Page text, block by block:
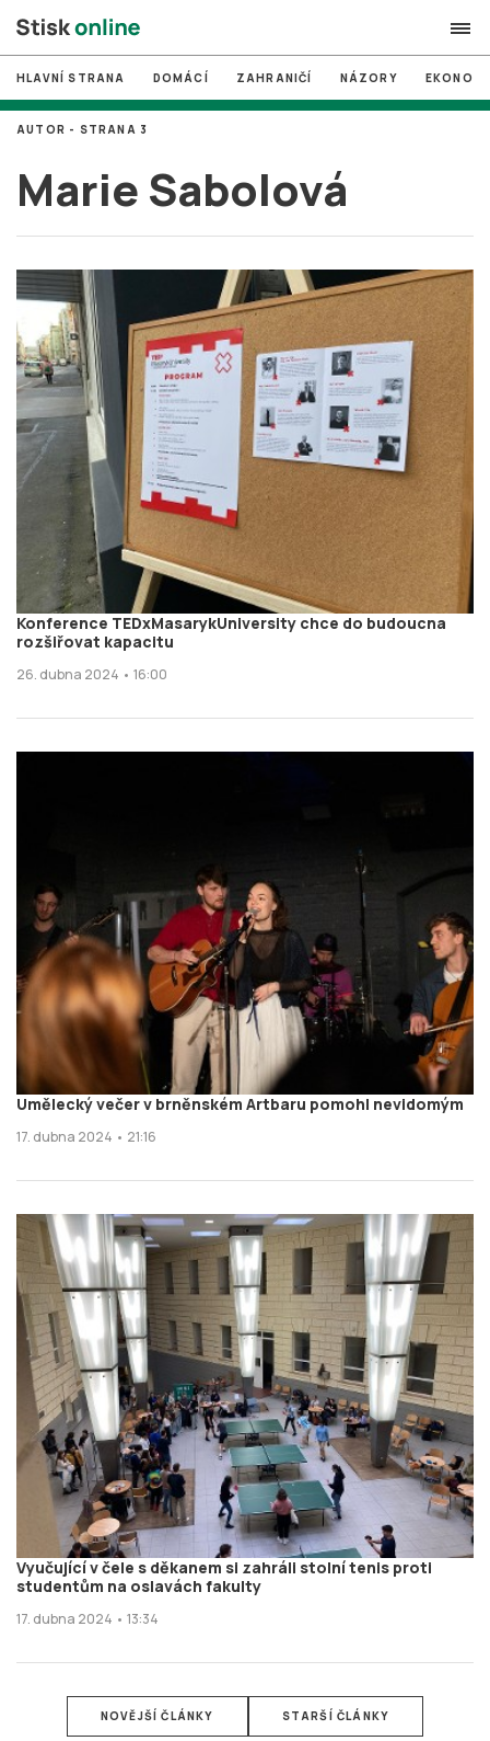
search
# MUNI
# Brno
# volby
login PŘIHLÁSIT SE
Zapomněli jste heslo?
Založit nový účet
HLAVNÍ STRANA DOMÁCÍ ZAHRANIČÍ NÁZORY
Marie Sabolová
AUTOR - STRANA 3
Konference TEDxMasarykUniversity chce do budoucna
rozšiřovat kapacitu
26. dubna 2024 • 16:00
Umělecký večer v brněnském Artbaru pomohl nevidomým
17. dubna 2024 • 21:16
Vyučující v čele s děkanem si zahráli stolní tenis proti
studentům na oslavách fakulty
17. dubna 2024 • 13:34
NOVĚJŠÍ ČLÁNKY STARŠÍ ČLÁNKY